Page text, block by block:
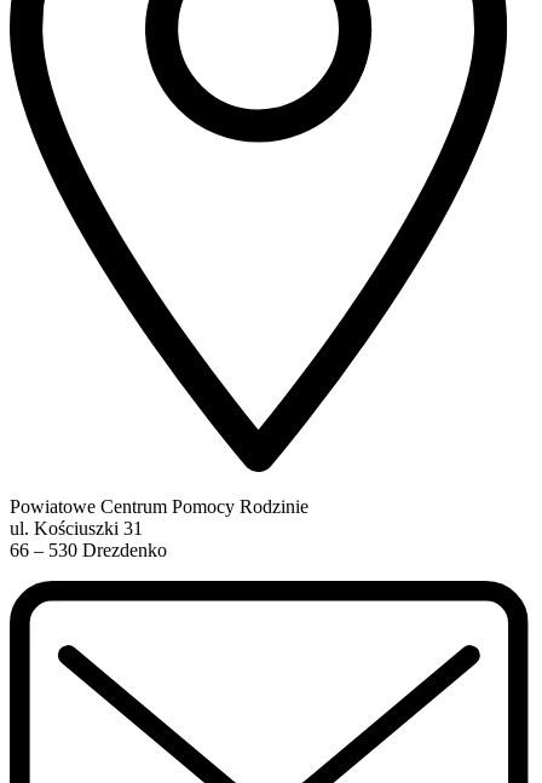
Powiatowe Centrum Pomocy Rodzinie
ul. Kościuszki 31
66 – 530 Drezdenko